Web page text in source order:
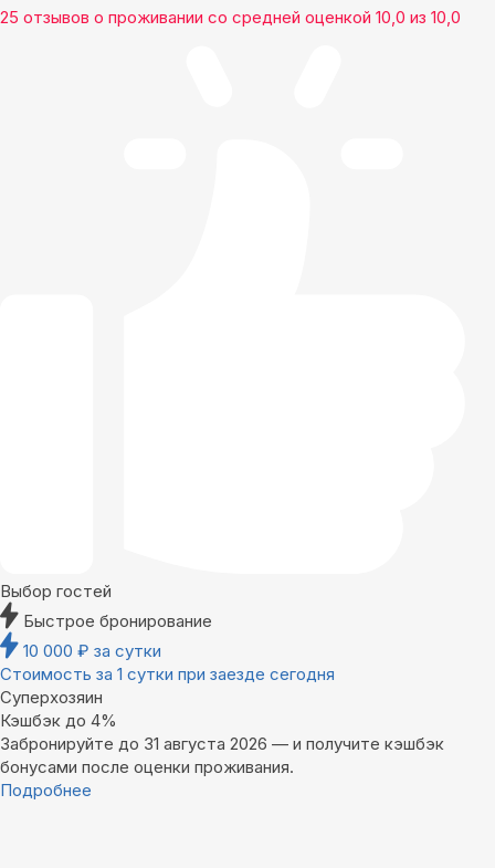
25 отзывов о проживании со средней оценкой 10,0 из 10,0
Выбор гостей
Быстрое бронирование
10 000 ₽ за сутки
Стоимость за 1 сутки при заезде сегодня
Суперхозяин
Кэшбэк до 4%
Забронируйте до 31 августа 2026 — и получите кэшбэк
бонусами после оценки проживания.
Подробнее